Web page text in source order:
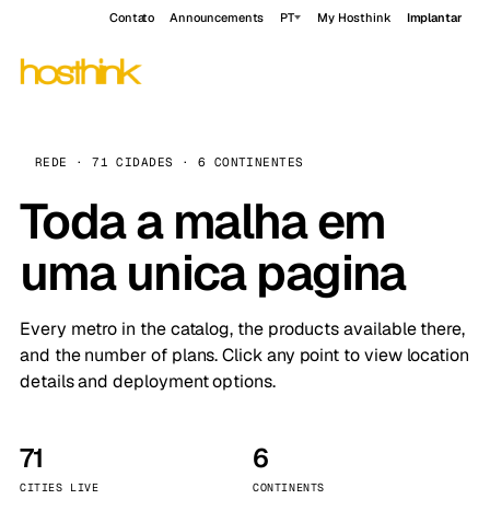
Contato Announcements PT My Hosthink Implantar
REDE · 71 CIDADES · 6 CONTINENTES
Toda a malha em
uma unica pagina
Every metro in the catalog, the products available there,
and the number of plans. Click any point to view location
details and deployment options.
71
CITIES LIVE
6
CONTINENTS